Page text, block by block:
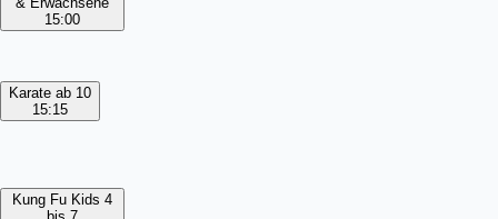
15:00
Karate ab 10
15:15
Kung Fu Kids 4